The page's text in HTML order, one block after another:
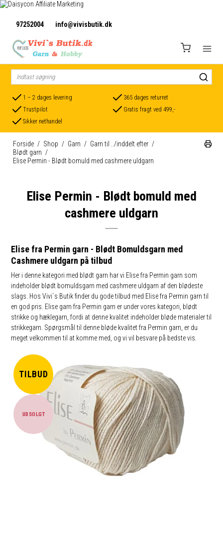
97252004 info@vivisbutik.dk
1 – 2 dages levering
365 dages returret
Trustpilot
Gratis fragt ved 499,-
Sikker nethandel
Forside / Shop / Garn / Garn til ../inddelt efter /
Blødt garn /
Elise Permin - Blødt bomuld med cashmere uldgarn
Elise Permin - Blødt bomuld med
cashmere uldgarn
Elise fra Permin garn - Blødt Bomuldsgarn med
Cashmere uldgarn på tilbud
Her i denne kategori med blødt garn har vi Elise fra Permin garn som
indeholder blødt bomuldsgarn med cashmere uldgarn af den blødeste
slags. Hos Vivi´s Butik finder du gode tilbud med Elise fra Permin garn til
en god pris. Elise garn fra Permin garn er under vores kategori, blødt
strikke og hæklegarn, fordi at denne kvalitet indeholder bløde materialer til
strikkegarn. Spørgsmål til denne bløde kvalitet fra Permin garn, er du
meget velkommen til at komme med, og vi vil besvare på bedste vis.
TILBUD
UDSOLGT